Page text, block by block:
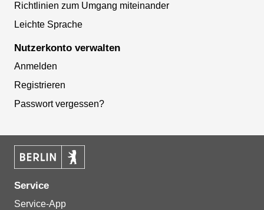
Richtlinien zum Umgang miteinander
Leichte Sprache
Nutzerkonto verwalten
Anmelden
Registrieren
Passwort vergessen?
Service
Service-App